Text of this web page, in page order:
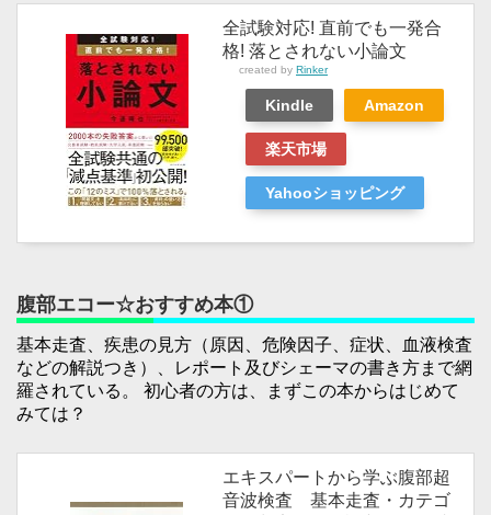
全試験対応! 直前でも一発合
格! 落とされない小論文
created by Rinker
Kindle Amazon
楽天市場
Yahooショッピング
腹部エコー☆おすすめ本①
基本走査、疾患の見方（原因、危険因子、症状、血液検査
などの解説つき）、レポート及びシェーマの書き方まで網
羅されている。 初心者の方は、まずこの本からはじめて
みては？
エキスパートから学ぶ腹部超
音波検査 基本走査・カテゴ